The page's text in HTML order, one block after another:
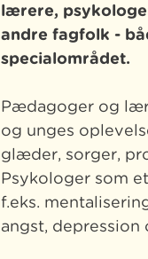
lærere,
andre fagfolk -
specialområdet.
Pædagoger og
og unges
glæder, sorger,
Psykologer som
f.eks.
angst, depression